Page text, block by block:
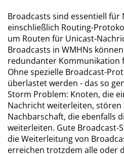
Broadcasts sind essentiell für
einschließlich Routing-
um Routen für Unicast-
Broadcasts in WMHNs
redundanter Kommunikation
Ohne spezielle Broadcast-
überlastet werden - das so
Storm Problem: Knoten, die
Nachricht weiterleiten,
Nachbarschaft, die ebenfalls
weiterleiten. Gute Broadcast-
die Weiterleitung von
erreichen trotzdem alle oder